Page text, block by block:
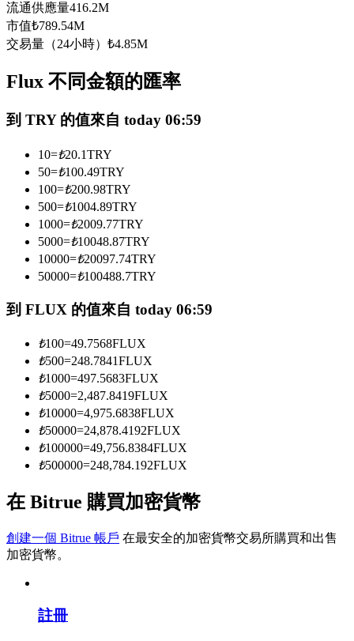
跟單
與頂尖交易專家同行
成為跟單交易員
坐享盈利分成和跟單分傭
合約資訊
包含交易情況等的大數據分析
流通供應量416.2M
市值₺789.54M
交易量（24小時） ₺4.85M
Flux 不同金額的匯率
到 TRY 的值來自 today 06:59
10=₺20.1TRY
50=₺100.49TRY
100=₺200.98TRY
500=₺1004.89TRY
1000=₺2009.77TRY
5000=₺10048.87TRY
10000=₺20097.74TRY
50000=₺100488.7TRY
到 FLUX 的值來自 today 06:59
₺100=49.7568FLUX
₺500=248.7841FLUX
₺1000=497.5683FLUX
₺5000=2,487.8419FLUX
₺10000=4,975.6838FLUX
₺50000=24,878.4192FLUX
₺100000=49,756.8384FLUX
₺500000=248,784.192FLUX
在 Bitrue 購買加密貨幣
創建一個 Bitrue 帳戶 在最安全的加密貨幣交易所購買和出售
加密貨幣。
註冊